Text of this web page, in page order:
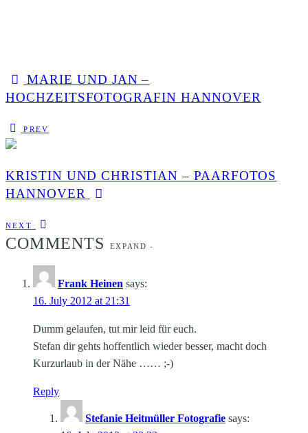
MARIE UND JAN –
HOCHZEITSFOTOGRAFIN HANNOVER
PREV
KRISTIN UND CHRISTIAN – PAARFOTOS
HANNOVER
NEXT
COMMENTS EXPAND -
Frank Heinen says:
16. July 2012 at 21:31
Dumm gelaufen, tut mir leid für euch.
Stefan dir gehts hoffentlich wieder besser, macht doch
Kurzurlaub in der Nähe …… ;-)
Reply
Stefanie Heitmüller Fotografie says: